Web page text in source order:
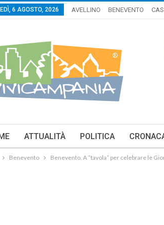
6 AGOSTO, 2026 AVELLINO BENEVENTO
ATTUALITÀ POLITICA
Benevento Benevento. A “tavola” per celebrare le